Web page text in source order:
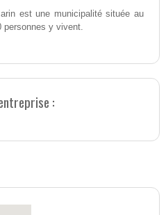
est une municipalité située au
personnes y vivent.
: